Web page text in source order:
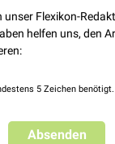
Flexikon-
helfen uns, den
5 Zeichen benötigt.
Absenden